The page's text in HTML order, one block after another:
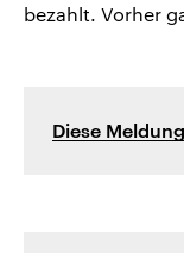
bezahlt. Vorher
Diese